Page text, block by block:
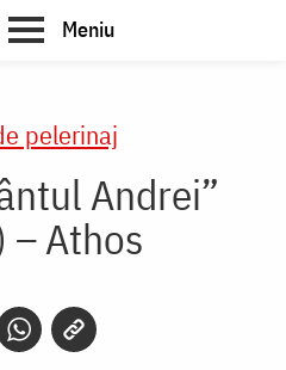
Meniu
pelerinaj
Andrei”
– Athos